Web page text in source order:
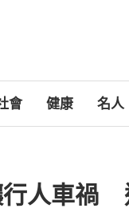
會 健康 名人
行人車禍